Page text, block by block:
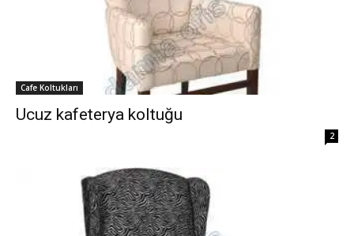
Cafe Koltukları
Ucuz kafeterya koltuğu
2